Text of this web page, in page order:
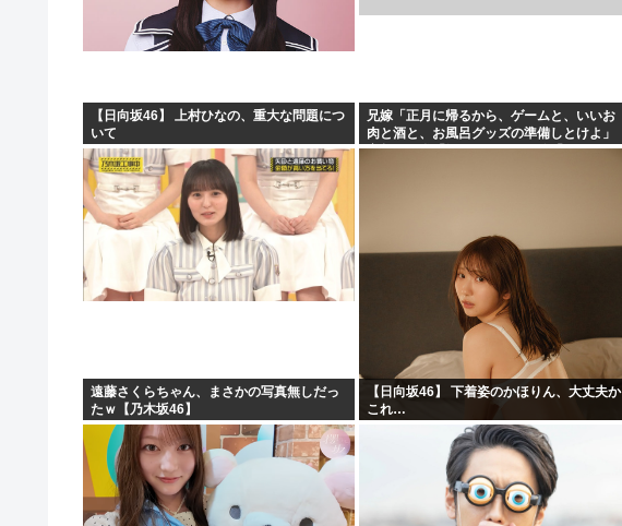
【日向坂46】 上村ひなの、重大な問題につ
いて
兄嫁「正月に帰るから、ゲームと、いいお
肉と酒と、お風呂グッズの準備しとけよ」
寝起きの私「知るかボケ」兄嫁「キィィィ
遠藤さくらちゃん、まさかの写真無しだっ
たｗ【乃木坂46】
【日向坂46】 下着姿のかほりん、大丈夫か
これ…